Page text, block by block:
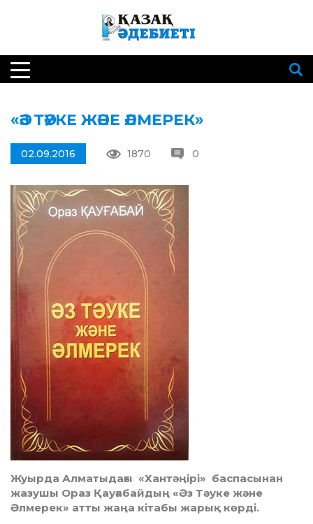
«ӘЗ ТӘУКЕ ЖӘНЕ ӘЛМЕРЕК»
02.09.2016 1870 0
Жуырда Алматыдағы «Хантәңірі» баспасынан
жазушы Ораз Қауғабайдың «Әз Тәуке және
Әлмерек» атты жаңа кітабы жарық көрді.